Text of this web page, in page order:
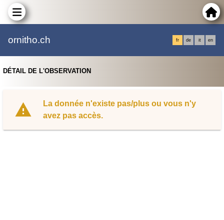
ornitho.ch fr de it en
DÉTAIL DE L'OBSERVATION
La donnée n'existe pas/plus ou vous n'y
avez pas accès.